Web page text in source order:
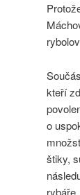
kteří
o
štiky,